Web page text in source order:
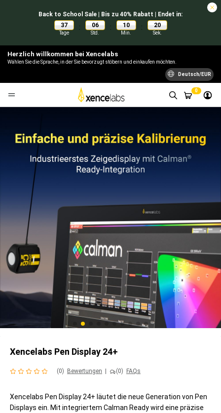
Back to School Sale | Bis zu 40% Rabatt | Endet in:
37
Tage
: 06
Std.
: 10
Min.
: 19
Sek.
Herzlich willkommen bei Xencelabs
Wählen Sie die Sprache, in der Sie bevorzugt stöbern und einkaufen möchten.
Deutsch/EUR
0
Xencelabs Pen Display 24+
(0) Bewertungen (0) FAQs
Xencelabs Pen Display 24+ läutet die neue Generation von Pen
Displays ein. Mit integriertem Calman Ready wird eine präzise